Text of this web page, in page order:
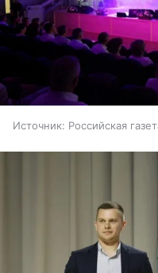
Источник: Российская